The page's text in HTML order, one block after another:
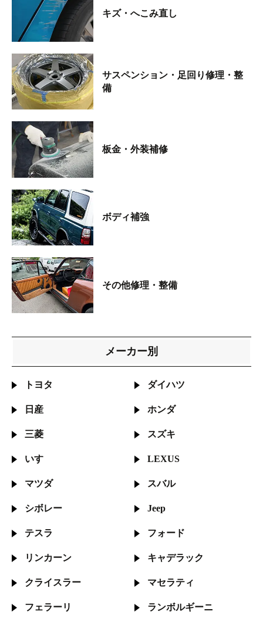
キズ・へこみ直し
サスペンション・足回り修理・整
備
板金・外装補修
ボディ補強
その他修理・整備
メーカー別
トヨタ ダイハツ
日産 ホンダ
三菱 スズキ
いすゞ LEXUS
マツダ スバル
シボレー Jeep
テスラ フォード
リンカーン キャデラック
クライスラー マセラティ
フェラーリ ランボルギーニ